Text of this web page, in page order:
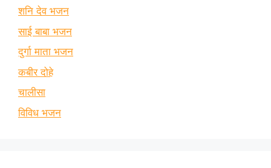
शनि देव भजन
साई बाबा भजन
दुर्गा माता भजन
कबीर दोहे
चालीसा
विविध भजन